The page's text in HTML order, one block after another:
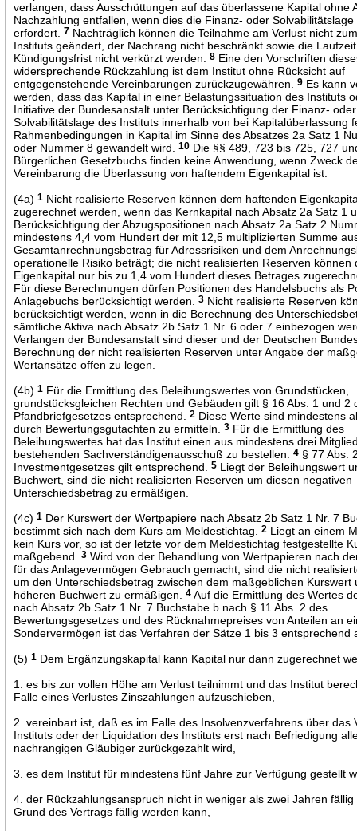
verlangen, dass Ausschüttungen auf das überlassene Kapital ohne
Nachzahlung entfallen, wenn dies die Finanz- oder
erfordert.7 Nachträglich können die Teilnahme am Verlust nicht
Instituts geändert, der Nachrang nicht beschränkt sowie die
Kündigungsfrist nicht verkürzt werden.8 Eine den Vorschriften
widersprechende Rückzahlung ist dem Institut ohne Rücksicht auf
entgegenstehende Vereinbarungen zurückzugewähren.9 Es kann
werden, dass das Kapital in einer Belastungssituation des Instituts
Initiative der Bundesanstalt unter Berücksichtigung der Finanz- oder
Solvabilitätslage des Instituts innerhalb von bei Kapitalüberlassung
Rahmenbedingungen in Kapital im Sinne des Absatzes 2a Satz 1
oder Nummer 8 gewandelt wird.10 Die §§ 489, 723 bis 725, 727
Bürgerlichen Gesetzbuchs finden keine Anwendung, wenn Zweck
Vereinbarung die Überlassung von haftendem Eigenkapital ist.
(4a)1 Nicht realisierte Reserven können dem haftenden
zugerechnet werden, wenn das Kernkapital nach Absatz 2a Satz 1
Berücksichtigung der Abzugspositionen nach Absatz 2a Satz 2
mindestens 4,4 vom Hundert der mit 12,5 multiplizierten Summe
Gesamtanrechnungsbetrag für Adressrisiken und dem
operationelle Risiko beträgt; die nicht realisierten Reserven können
Eigenkapital nur bis zu 1,4 vom Hundert dieses Betrages
Für diese Berechnungen dürfen Positionen des Handelsbuchs als
Anlagebuchs berücksichtigt werden.3 Nicht realisierte Reserven
berücksichtigt werden, wenn in die Berechnung des
sämtliche Aktiva nach Absatz 2b Satz 1 Nr. 6 oder 7 einbezogen
Verlangen der Bundesanstalt sind dieser und der Deutschen
Berechnung der nicht realisierten Reserven unter Angabe der
Wertansätze offen zu legen.
(4b)1 Für die Ermittlung des Beleihungswertes von Grundstücken,
grundstücksgleichen Rechten und Gebäuden gilt § 16 Abs. 1 und 2
Pfandbriefgesetzes entsprechend.2 Diese Werte sind mindestens
durch Bewertungsgutachten zu ermitteln.3 Für die Ermittlung des
Beleihungswertes hat das Institut einen aus mindestens drei
bestehenden Sachverständigenausschuß zu bestellen.4 § 77 Abs.
Investmentgesetzes gilt entsprechend.5 Liegt der Beleihungswert
Buchwert, sind die nicht realisierten Reserven um diesen negativen
Unterschiedsbetrag zu ermäßigen.
(4c)1 Der Kurswert der Wertpapiere nach Absatz 2b Satz 1 Nr. 7
bestimmt sich nach dem Kurs am Meldestichtag.2 Liegt an einem
kein Kurs vor, so ist der letzte vor dem Meldestichtag festgestellte
maßgebend.3 Wird von der Behandlung von Wertpapieren nach
für das Anlagevermögen Gebrauch gemacht, sind die nicht
um den Unterschiedsbetrag zwischen dem maßgeblichen Kurswert
höheren Buchwert zu ermäßigen.4 Auf die Ermittlung des Wertes
nach Absatz 2b Satz 1 Nr. 7 Buchstabe b nach § 11 Abs. 2 des
Bewertungsgesetzes und des Rücknahmepreises von Anteilen an
Sondervermögen ist das Verfahren der Sätze 1 bis 3 entsprechend
(5)1 Dem Ergänzungskapital kann Kapital nur dann zugerechnet
1. es bis zur vollen Höhe am Verlust teilnimmt und das Institut
Falle eines Verlustes Zinszahlungen aufzuschieben,
2. vereinbart ist, daß es im Falle des Insolvenzverfahrens über das
Instituts oder der Liquidation des Instituts erst nach Befriedigung
nachrangigen Gläubiger zurückgezahlt wird,
3. es dem Institut für mindestens fünf Jahre zur Verfügung gestellt
4. der Rückzahlungsanspruch nicht in weniger als zwei Jahren
Grund des Vertrags fällig werden kann,